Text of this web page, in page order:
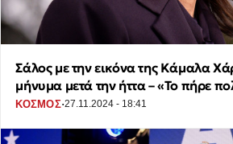
Σάλος με την εικόνα της Κάμαλα
μήνυμα μετά την ήττα – «Το πήρε
ΚΟΣΜΟΣ·27.11.2024 - 18:41